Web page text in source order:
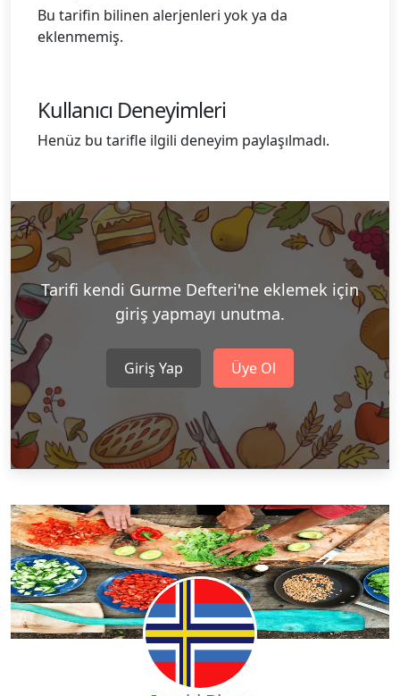
Bu tarifin bilinen alerjenleri yok ya da
eklenmemiş.
Kullanıcı Deneyimleri
Henüz bu tarifle ilgili deneyim paylaşılmadı.
Tarifi kendi Gurme Defteri'ne eklemek için
giriş yapmayı unutma.
Giriş Yap Üye Ol